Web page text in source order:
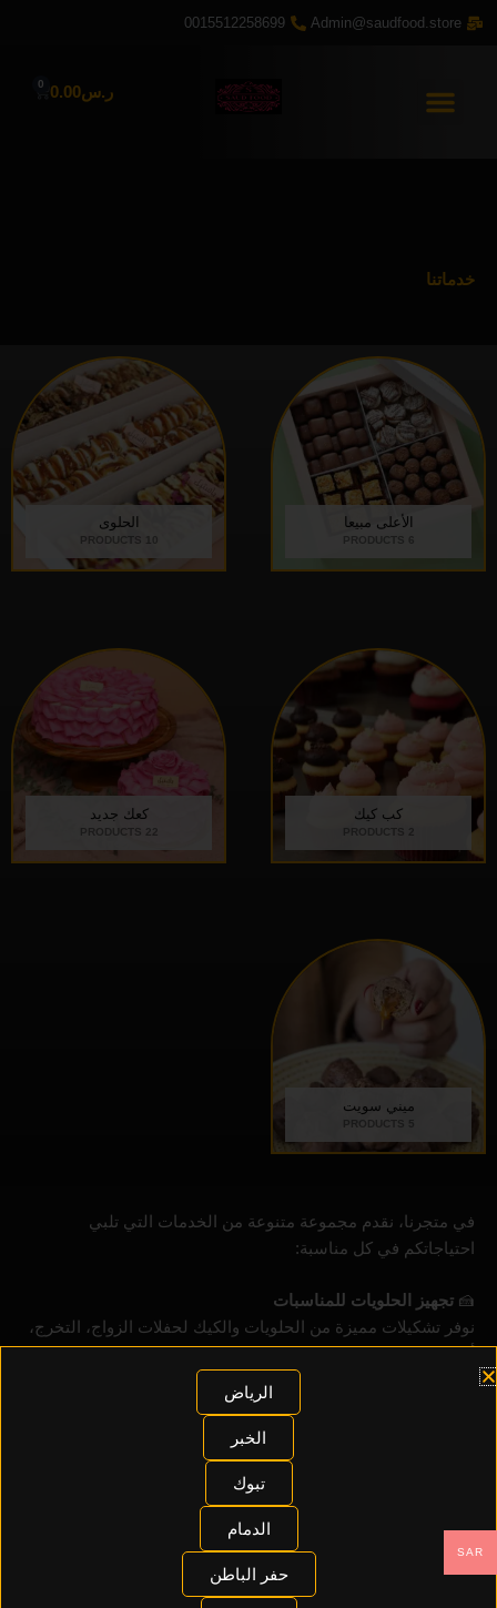
تخطي
Admin@saudfood.store
0015512258699
ر.س0.00
0
Cart
خدماتنا
الأعلى مبيعا الحلوى
10 PRODUCTS
كب كيك كعك جديد
22 PRODUCTS
ميني سويت
في متجرنا، نقدم مجموعة متنوعة من الخدمات التي تلبي
احتياجاتكم في كل مناسبة:
🍰 تجهيز الحلويات للمناسبات
نوفر تشكيلات مميزة من الحلويات والكيك لحفلات الزواج، التخرج،
تصميم كيك حسب الطلب
نصمم كيكة أحلامك بأفكار مبتكرة ونكهات تختارها بنفسك، مع
نوفر تغليف أنيق للهدايا من الحلويات لتقديمها بأسلوب راقٍ ومميز.
SAR
الرياض
الخبر
تبوك
الدمام
حفر الباطن